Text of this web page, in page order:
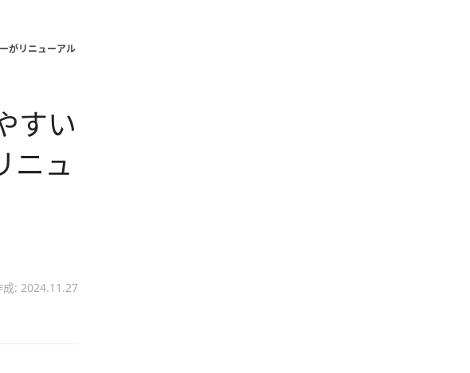
がリニューアル
すい
ニュ
成: 2024.11.27